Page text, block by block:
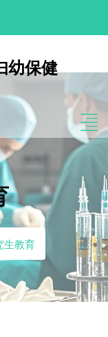
幼保健
生教育